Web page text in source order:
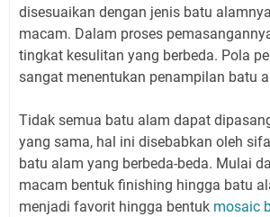
disesuaikan dengan jenis batu
macam. Dalam proses
tingkat kesulitan yang berbeda. Pola
sangat menentukan penampilan batu
Tidak semua batu alam dapat
yang sama, hal ini disebabkan oleh
batu alam yang berbeda-beda. Mulai
macam bentuk finishing hingga batu
menjadi favorit hingga bentuk mosaic